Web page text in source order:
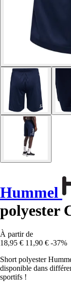
Hummel
polyester
À partir de
18,95 € 11,90 € -37%
Short polyester
disponible dans
sportifs !